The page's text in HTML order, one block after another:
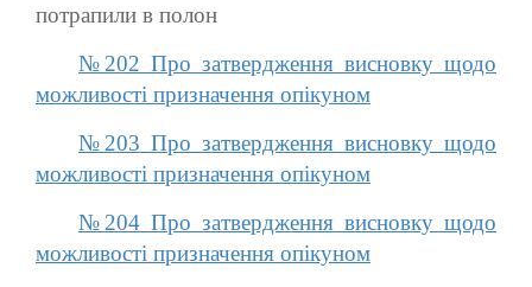
потрапили в полон
№202 Про затвердження висновку щодо
можливості призначення опікуном
№203 Про затвердження висновку щодо
можливості призначення опікуном
№204 Про затвердження висновку щодо
можливості призначення опікуном